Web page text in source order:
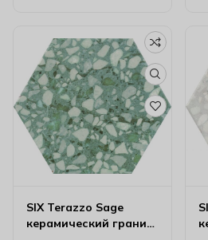
SIX Terazzo Sage
керамический гранит